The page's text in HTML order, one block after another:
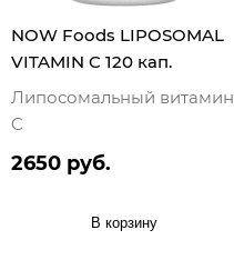
NOW Foods LIPOSOMAL
VITAMIN C 120 кап.
Липосомальный витамин
C
2650 руб.
В корзину